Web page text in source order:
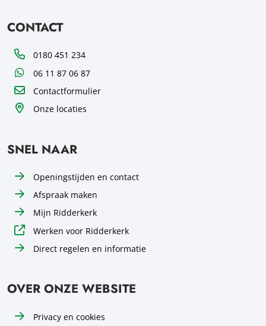
CONTACT
Telefoon0180 451 234
WhatsApp06 11 87 06 87
Contactformulier
Onze locaties
SNEL NAAR
Openingstijden en contact
Afspraak maken
Mijn Ridderkerk
Werken voor Ridderkerk
Direct regelen en informatie
OVER ONZE WEBSITE
Privacy en cookies